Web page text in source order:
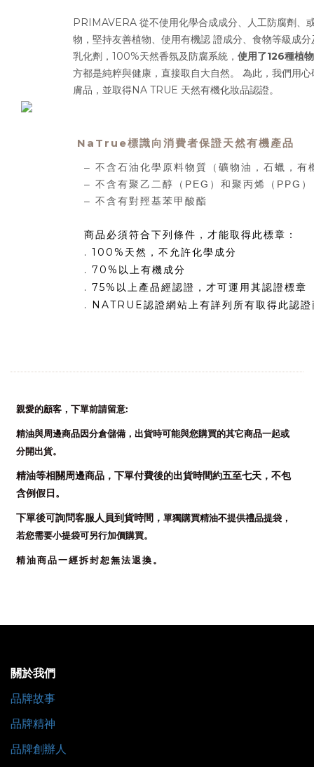
PRIMAVERA 從不使用化學合成成分、人工防腐劑、
物，堅持友善植物、使用有機認 證成分、食物等級成
乳化劑，100%天然香氛及防腐系統， 使用了126種植物
方都是純粹與健康，直接取自大自然。 為此，我們用
膚品，並取得NA TRUE 天然有機化妝品認證。
NaTrue標識向消費者保證天然有機產品
– 不含石油化學原料物質（礦物油，石蠟，有
– 不含有聚乙二醇（PEG）和聚丙烯（PPG）
– 不含有對羥基苯甲酸酯
商品必須符合下列條件，才能取得此標章：
. 100% 天然，不 允許化學成分
. 70%以上有機成分
. 75% 以上產品經認證，才可運用其認證標章
. NATRUE認證網站上有詳列所有取得此認證
親愛的顧客，下單前請留意:
精油與周邊商品因分倉儲備，出貨時可能與您購買的其它商品一起或
分開出貨。
精油等相關周邊商品， 下單付費後的出貨時間約五至七天， 不包
含例假日。
下單後可詢問客服人員到貨時間， 單獨購買精油不提供禮品提袋，
若您需要小提袋可另行加價購買。
精油商品一經拆封恕無法退換。
關於我們
品牌故事
品牌精神
品牌創辦人